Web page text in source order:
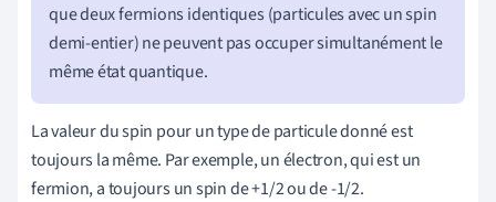
que deux fermions identiques (particules avec un spin
demi-entier) ne peuvent pas occuper simultanément le
même état quantique.
La valeur du spin pour un type de particule donné est
toujours la même. Par exemple, un électron, qui est un
fermion, a toujours un spin de +1/2 ou de -1/2.